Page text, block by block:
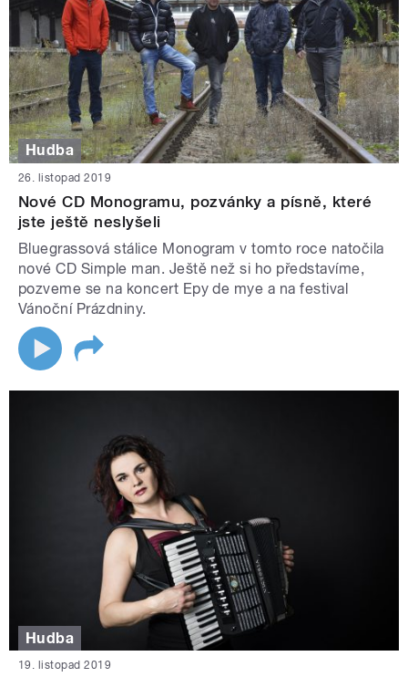
Hudba
26. listopad 2019
Nové CD Monogramu, pozvánky a písně, které
jste ještě neslyšeli
Bluegrassová stálice Monogram v tomto roce natočila
nové CD Simple man. Ještě než si ho představíme,
pozveme se na koncert Epy de mye a na festival
Vánoční Prázdniny.
Hudba
19. listopad 2019